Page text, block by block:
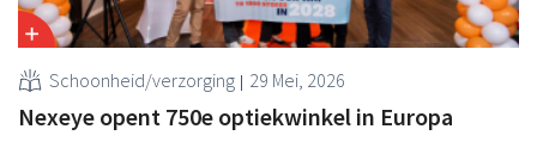
Schoonheid/verzorging 29 Mei, 2026
Nexeye opent 750e optiekwinkel in Europa